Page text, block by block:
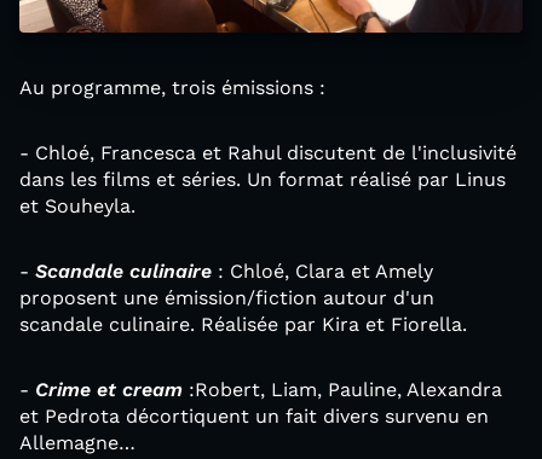
Au programme, trois émissions :
- Chloé, Francesca et Rahul discutent de l'inclusivité
dans les films et séries. Un format réalisé par Linus
et Souheyla.
- Scandale culinaire : Chloé, Clara et Amely
proposent une émission/fiction autour d'un
scandale culinaire. Réalisée par Kira et Fiorella.
- Crime et cream :Robert, Liam, Pauline, Alexandra
et Pedrota décortiquent un fait divers survenu en
Allemagne…